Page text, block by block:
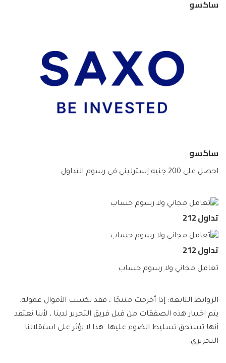
ساكسو
ساكسو
احصل على 200 جنيه إسترليني في رسوم التداول
تداول 212
تداول 212
تعامل مجاني ولا رسوم حساب
الروابط التابعة: إذا أخرجت منتجًا ، فقد تكسب الأموال عمولة.
يتم اختيار هذه الصفقات من قبل فريق التحرير لدينا ، لأننا نعتقد
أنها تستحق تسليط الضوء عليها. هذا لا يؤثر على استقلالنا
التحريري.